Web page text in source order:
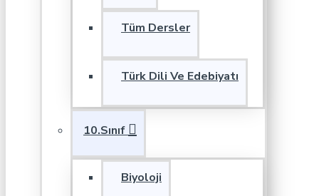
Tüm Dersler
Türk Dili Ve Edebiyatı
10.Sınıf
Biyoloji